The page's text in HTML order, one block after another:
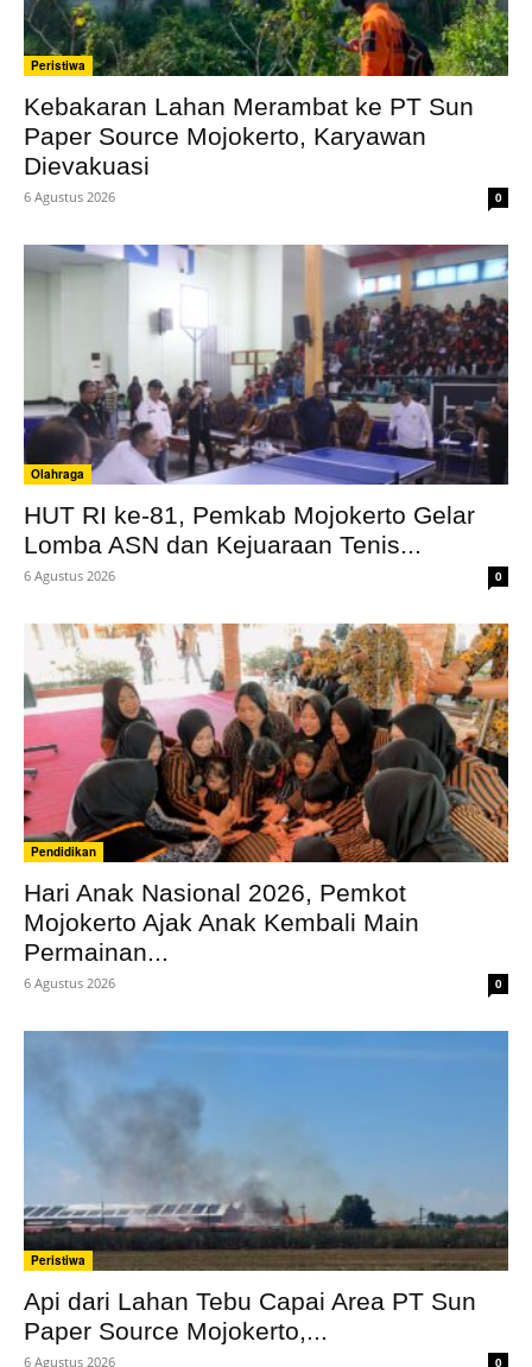
Peristiwa
Kebakaran Lahan Merambat ke PT Sun
Paper Source Mojokerto, Karyawan
Dievakuasi
6 Agustus 2026 0
Olahraga
HUT RI ke-81, Pemkab Mojokerto Gelar
Lomba ASN dan Kejuaraan Tenis...
6 Agustus 2026 0
Pendidikan
Hari Anak Nasional 2026, Pemkot
Mojokerto Ajak Anak Kembali Main
Permainan...
6 Agustus 2026 0
Peristiwa
Api dari Lahan Tebu Capai Area PT Sun
Paper Source Mojokerto,...
6 Agustus 2026 0